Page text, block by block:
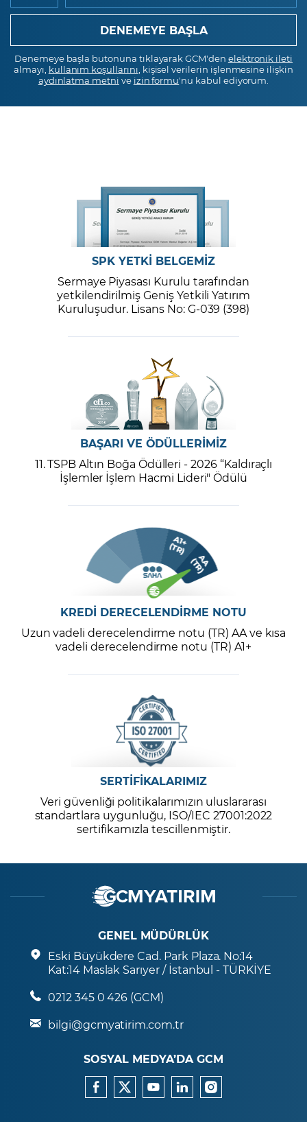
Denemeye başla butonuna tıklayarak GCM'den elektronik ileti
almayı, kullanım koşullarını , kişisel verilerin işlenmesine ilişkin
aydınlatma metni ve izin formu'nu kabul ediyorum.
SPK YETKİ BELGEMİZ
Sermaye Piyasası Kurulu tarafından
yetkilendirilmiş Geniş Yetkili Yatırım
Kuruluşudur. Lisans No: G-039 (398)
BAŞARI VE ÖDÜLLERİMİZ
11. TSPB Altın Boğa Ödülleri - 2026 “Kaldıraçlı
İşlemler İşlem Hacmi Lideri" Ödülü
KREDİ DERECELENDİRME NOTU
Uzun vadeli derecelendirme notu (TR) AA ve kısa
vadeli derecelendirme notu (TR) A1+
SERTİFİKALARIMIZ
Veri güvenliği politikalarımızın uluslararası
standartlara uygunluğu, ISO/IEC 27001:2022
sertifikamızla tescillenmiştir.
GENEL MÜDÜRLÜK
Eski Büyükdere Cad. Park Plaza. No:14
Kat:14 Maslak Sarıyer / İstanbul - TÜRKİYE
0212 345 0 426 (GCM)
bilgi@gcmyatirim.com.tr
SOSYAL MEDYA’DA GCM